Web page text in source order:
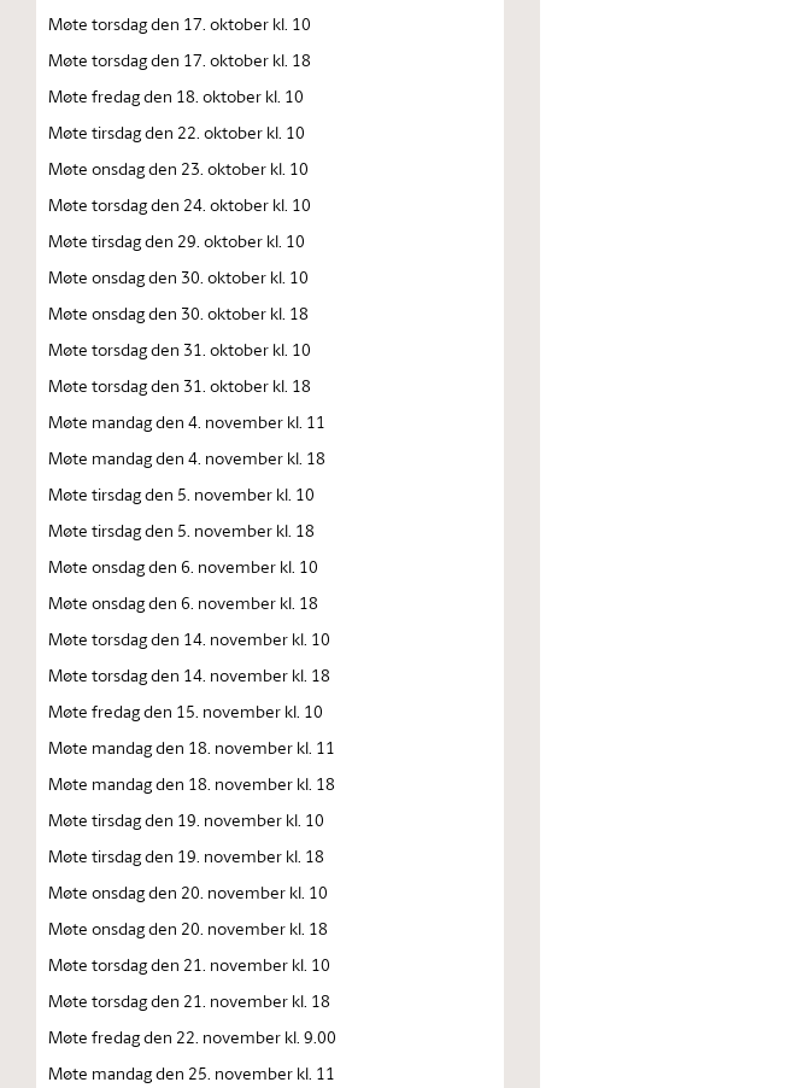
Møte torsdag den 17. oktober kl. 10
Møte torsdag den 17. oktober kl. 18
Møte fredag den 18. oktober kl. 10
Møte tirsdag den 22. oktober kl. 10
Møte onsdag den 23. oktober kl. 10
Møte torsdag den 24. oktober kl. 10
Møte tirsdag den 29. oktober kl. 10
Møte onsdag den 30. oktober kl. 10
Møte onsdag den 30. oktober kl. 18
Møte torsdag den 31. oktober kl. 10
Møte torsdag den 31. oktober kl. 18
Møte mandag den 4. november kl. 11
Møte mandag den 4. november kl. 18
Møte tirsdag den 5. november kl. 10
Møte tirsdag den 5. november kl. 18
Møte onsdag den 6. november kl. 10
Møte onsdag den 6. november kl. 18
Møte torsdag den 14. november kl. 10
Møte torsdag den 14. november kl. 18
Møte fredag den 15. november kl. 10
Møte mandag den 18. november kl. 11
Møte mandag den 18. november kl. 18
Møte tirsdag den 19. november kl. 10
Møte tirsdag den 19. november kl. 18
Møte onsdag den 20. november kl. 10
Møte onsdag den 20. november kl. 18
Møte torsdag den 21. november kl. 10
Møte torsdag den 21. november kl. 18
Møte fredag den 22. november kl. 9.00
Møte mandag den 25. november kl. 11